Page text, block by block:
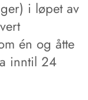
i løpet av
én og åtte
inntil 24